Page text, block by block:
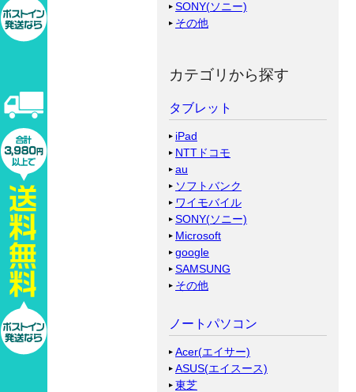
SONY(ソニー)
その他
カテゴリから探す
タブレット
iPad
NTTドコモ
au
ソフトバンク
ワイモバイル
SONY(ソニー)
Microsoft
google
SAMSUNG
その他
ノートパソコン
Acer(エイサー)
ASUS(エイスース)
東芝